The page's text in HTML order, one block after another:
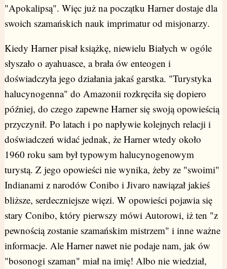
"Apokalipsą". Więc już na początku Harner dostaje dla
swoich szamańskich nauk imprimatur od misjonarzy.
Kiedy Harner pisał książkę, niewielu Białych w ogóle
słyszało o ayahuasce, a brała ów enteogen i
doświadczyła jego działania jakaś garstka. "Turystyka
halucynogenna" do Amazonii rozkręciła się dopiero
później, do czego zapewne Harner się swoją opowieścią
przyczynił. Po latach i po napływie kolejnych relacji i
doświadczeń widać jednak, że Harner wtedy około
1960 roku sam był typowym halucynogenowym
turystą. Z jego opowieści nie wynika, żeby ze "swoimi"
Indianami z narodów Conibo i Jivaro nawiązał jakieś
bliższe, serdeczniejsze więzi. W opowieści pojawia się
stary Conibo, który pierwszy mówi Autorowi, iż ten "z
pewnością zostanie szamańskim mistrzem" i inne ważne
informacje. Ale Harner nawet nie podaje nam, jak ów
"bosonogi szaman" miał na imię! Albo nie wiedział,